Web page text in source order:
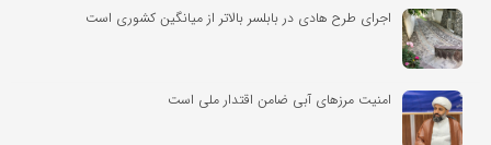
اجرای طرح هادی در بابلسر بالاتر از میانگین کشوری است
امنیت مرزهای آبی ضامن اقتدار ملی است